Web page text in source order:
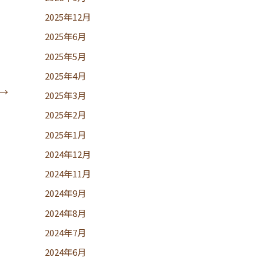
→
2025年12月
2025年6月
2025年5月
2025年4月
2025年3月
2025年2月
2025年1月
2024年12月
2024年11月
2024年9月
2024年8月
2024年7月
2024年6月